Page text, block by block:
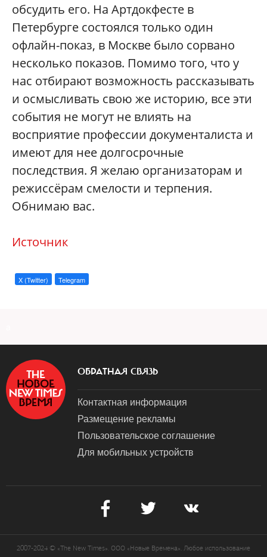
обсудить его. На Артдокфесте в
Петербурге состоялся только один
офлайн-показ, в Москве было сорвано
несколько показов. Помимо того, что у
нас отбирают возможность рассказывать
и осмысливать свою же историю, все эти
события не могут не влиять на
восприятие профессии документалиста и
имеют для нее долгосрочные
последствия. Я желаю организаторам и
режиссёрам смелости и терпения.
Обнимаю вас.
Источник
X (Twitter) Telegram
ОБРАТНАЯ СВЯЗЬ
Контактная информация
Размещение рекламы
Пользовательское соглашение
Для мобильных устройств
2007-2024 © «The New Times». ООО «Новые Времена». Любое использование